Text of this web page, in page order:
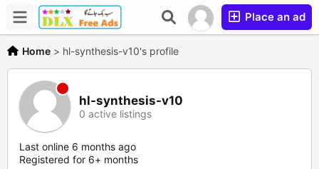
Place an ad
Home > hl-synthesis-v10's profile
hl-synthesis-v10
0 active listings
Last online 6 months ago
Registered for 6+ months